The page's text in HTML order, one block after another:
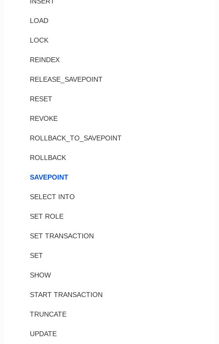
LOAD
LOCK
REINDEX
RELEASE_SAVEPOINT
RESET
REVOKE
ROLLBACK_TO_SAVEPOINT
ROLLBACK
SAVEPOINT
SELECT INTO
SET ROLE
SET TRANSACTION
SET
SHOW
START TRANSACTION
TRUNCATE
UPDATE